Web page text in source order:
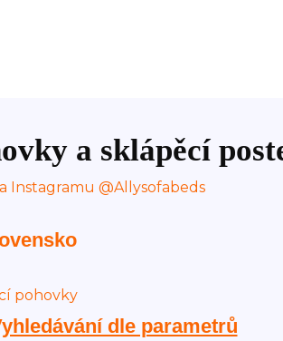
a sklápěcí
dle parametrů